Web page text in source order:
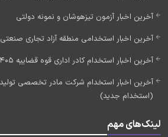
آخرین اخبار آزمون تیزهوشان و نمونه دولتی
آخرین اخبار استخدامی منطقه آزاد تجاری صنعتی 1405
آخرین اخبار استخدام کادر اداری قوه قضاییه 1405 (به زودی)
(استخدام جدید)
لینک‌های مهم